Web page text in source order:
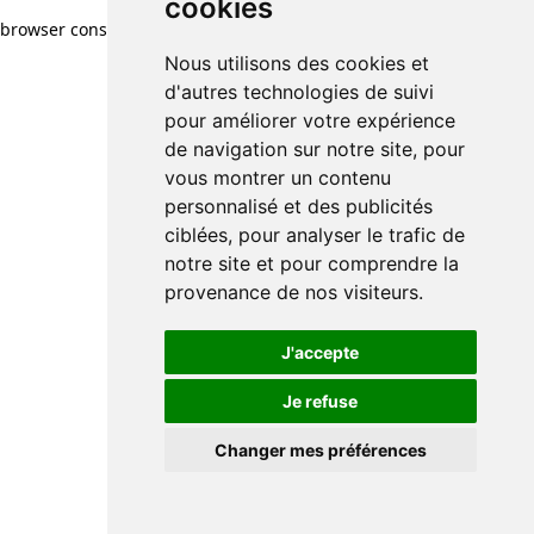
cookies
Nous utilisons des cookies et
d'autres technologies de suivi
pour améliorer votre expérience
de navigation sur notre site, pour
vous montrer un contenu
personnalisé et des publicités
ciblées, pour analyser le trafic de
notre site et pour comprendre la
provenance de nos visiteurs.
J'accepte
Je refuse
Changer mes préférences
browser console for more information)